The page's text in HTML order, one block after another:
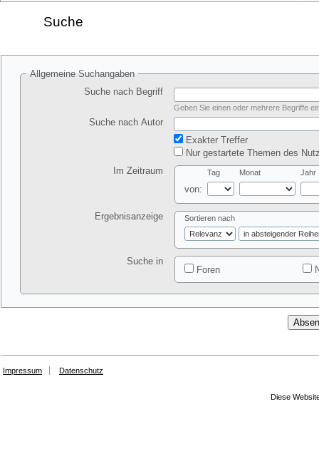
Suche
Allgemeine Suchangaben
Suche nach Begriff
Geben Sie einen oder mehrere Begriffe
Suche nach Autor
Exakter Treffer
Nur gestartete Themen des
Im Zeitraum
von:
Tag Monat Jahr
Ergebnisanzeige Sortieren nach
Suche in
Foren
Impressum Datenschutz
Diese